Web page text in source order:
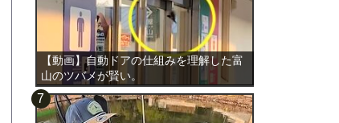
【動画】自動ドアの仕組みを理解した富
山のツバメが賢い。